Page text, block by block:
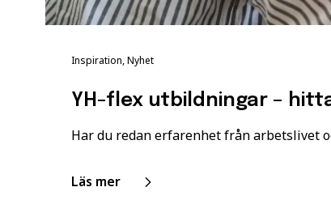
Inspiration, Nyhet
YH-flex utbildningar –
Har du redan erfarenhet från arbetslivet
Läs mer